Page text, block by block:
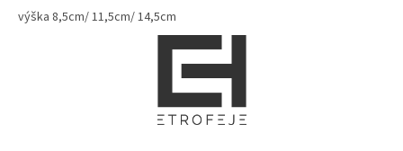
výška 8,5cm/ 11,5cm/ 14,5cm